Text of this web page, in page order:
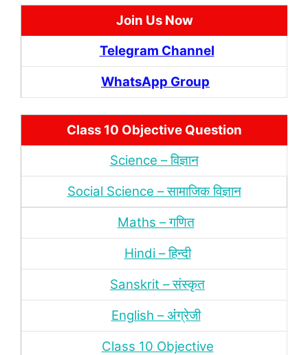
Join Us Now
Telegram Channel
WhatsApp Group
Class 10 Objective Question
Science – विज्ञान
Social Science – सामाजिक विज्ञान
Maths – गणित
Hindi – हिन्‍दी
Sanskrit – संस्‍कृत
English – अंंग्रेजी
Class 10 Objective